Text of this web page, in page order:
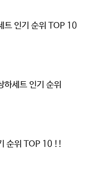
트 인기 순위 TOP 10
하세트 인기 순위
순위 TOP 10 !!